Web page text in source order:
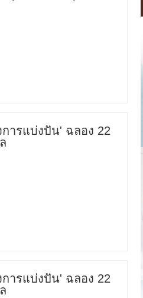
การแบ่งปัน' ฉลอง 22
การแบ่งปัน' ฉลอง 22